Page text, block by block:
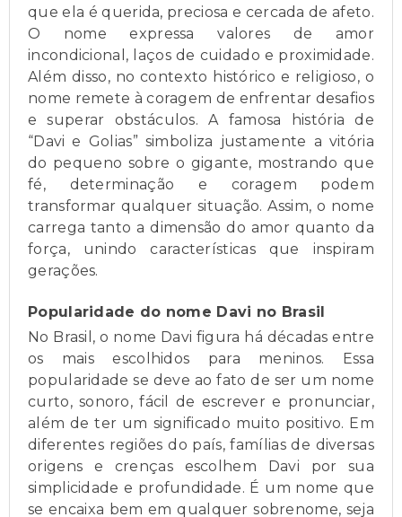
que ela é querida, preciosa e cercada de afeto.
O nome expressa valores de amor
incondicional, laços de cuidado e proximidade.
Além disso, no contexto histórico e religioso, o
nome remete à coragem de enfrentar desafios
e superar obstáculos. A famosa história de
“Davi e Golias” simboliza justamente a vitória
do pequeno sobre o gigante, mostrando que
fé, determinação e coragem podem
transformar qualquer situação. Assim, o nome
carrega tanto a dimensão do amor quanto da
força, unindo características que inspiram
gerações.
Popularidade do nome Davi no Brasil
No Brasil, o nome Davi figura há décadas entre
os mais escolhidos para meninos. Essa
popularidade se deve ao fato de ser um nome
curto, sonoro, fácil de escrever e pronunciar,
além de ter um significado muito positivo. Em
diferentes regiões do país, famílias de diversas
origens e crenças escolhem Davi por sua
simplicidade e profundidade. É um nome que
se encaixa bem em qualquer sobrenome, seja